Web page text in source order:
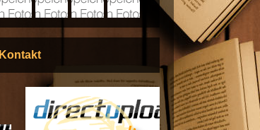
Kontakt